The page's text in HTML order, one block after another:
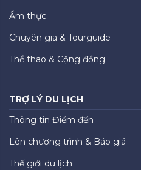
Ẩm thực
Chuyên gia & Tourguide
Thể thao & Cộng đồng
TRỢ LÝ DU LỊCH
Thông tin Điểm đến
Lên chương trình & Báo giá
Thế giới du lịch